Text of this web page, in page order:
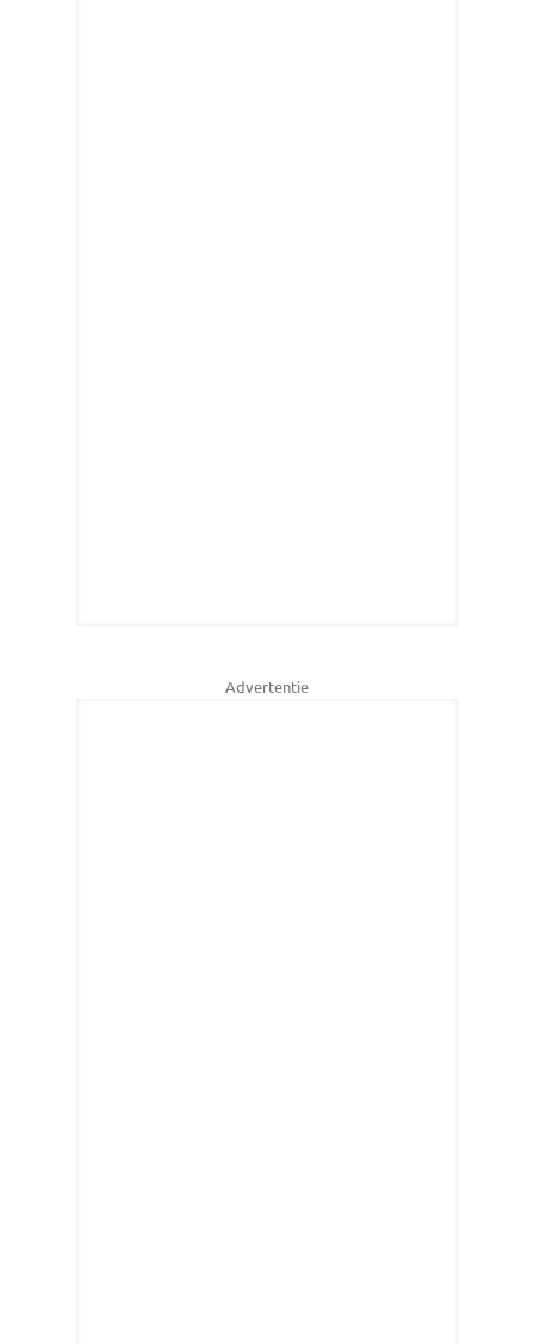
Advertentie